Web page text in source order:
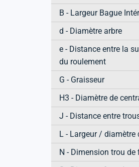
B - Largeur Bague
d - Diamètre arbre
e - Distance entre la
du roulement
G - Graisseur
H3 - Diamètre de
J - Distance entre
L - Largeur / diamètre
N - Dimension trou de